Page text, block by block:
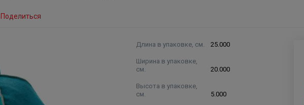
Поделиться
Длина в упаковке, см. 25.000
Ширина в упаковке,
см.
20.000
Высота в упаковке,
см.
5.000